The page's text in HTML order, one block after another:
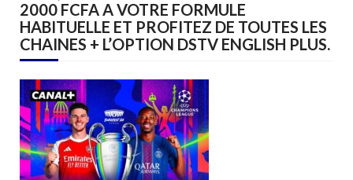
2000 FCFA A VOTRE FORMULE
HABITUELLE ET PROFITEZ DE TOUTES LES
CHAINES + L’OPTION DSTV ENGLISH PLUS.